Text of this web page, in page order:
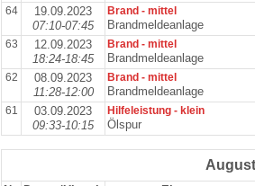
64
19.09.2023
07:10-07:45
Brand - mittel
Brandmeldeanlage
63
12.09.2023
18:24-18:45
Brand - mittel
Brandmeldeanlage
62
08.09.2023
11:28-12:00
Brand - mittel
Brandmeldeanlage
61
03.09.2023
09:33-10:15
Hilfeleistung - klein
Ölspur
August